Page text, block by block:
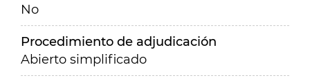
No
Procedimiento de adjudicación
Abierto simplificado